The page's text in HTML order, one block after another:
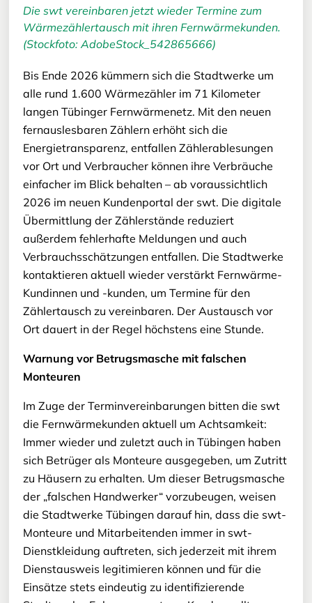
Die swt vereinbaren jetzt wieder Termine zum
Wärmezählertausch mit ihren Fernwärmekunden.
(Stockfoto: AdobeStock_542865666)
Bis Ende 2026 kümmern sich die Stadtwerke um
alle rund 1.600 Wärmezähler im 71 Kilometer
langen Tübinger Fernwärmenetz. Mit den neuen
fernauslesbaren Zählern erhöht sich die
Energietransparenz, entfallen Zählerablesungen
vor Ort und Verbraucher können ihre Verbräuche
einfacher im Blick behalten – ab voraussichtlich
2026 im neuen Kundenportal der swt. Die digitale
Übermittlung der Zählerstände reduziert
außerdem fehlerhafte Meldungen und auch
Verbrauchsschätzungen entfallen. Die Stadtwerke
kontaktieren aktuell wieder verstärkt Fernwärme-
Kundinnen und -kunden, um Termine für den
Zählertausch zu vereinbaren. Der Austausch vor
Ort dauert in der Regel höchstens eine Stunde.
Warnung vor Betrugsmasche mit falschen
Monteuren
Im Zuge der Terminvereinbarungen bitten die swt
die Fernwärmekunden aktuell um Achtsamkeit:
Immer wieder und zuletzt auch in Tübingen haben
sich Betrüger als Monteure ausgegeben, um Zutritt
zu Häusern zu erhalten. Um dieser Betrugsmasche
der „falschen Handwerker“ vorzubeugen, weisen
die Stadtwerke Tübingen darauf hin, dass die swt-
Monteure und Mitarbeitenden immer in swt-
Dienstkleidung auftreten, sich jederzeit mit ihrem
Dienstausweis legitimieren können und für die
Einsätze stets eindeutig zu identifizierende